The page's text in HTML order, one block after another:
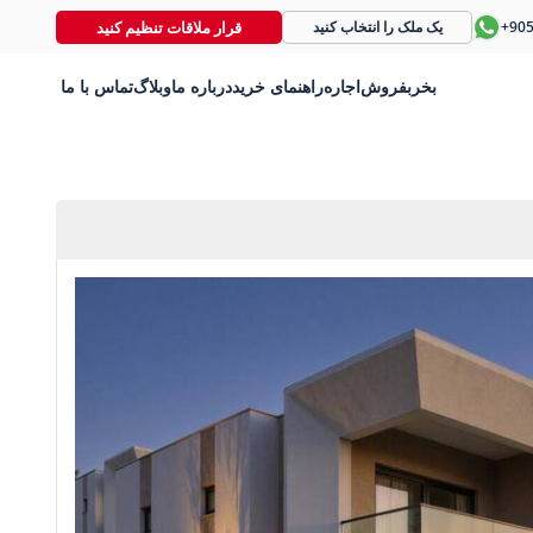
یک ملک را انتخاب کنید قرار ملاقات تنظیم کنید
بخر بفروشاجارهراهنمای خریددرباره ماوبلاگتماس با ما